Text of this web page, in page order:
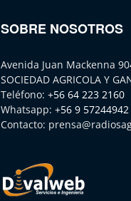
SOBRE NOSOTROS
Avenida Juan Mackenna
SOCIEDAD AGRICOLA Y
Teléfono: +56 64 223 2160
Whatsapp: +56 9 57244942
Contacto: